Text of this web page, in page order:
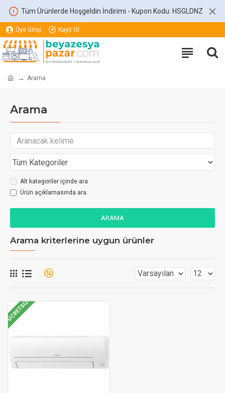
Tüm Ürünlerde Hoşgeldin İndirimi - Kupon Kodu: HSGLDNZ
Üye Girişi Kayıt Ol
Arama
Arama
Alt kategoriler içinde ara
Ürün açıklamasında ara.
ARAMA
Arama kriterlerine uygun ürünler
ÜCRETSIZ